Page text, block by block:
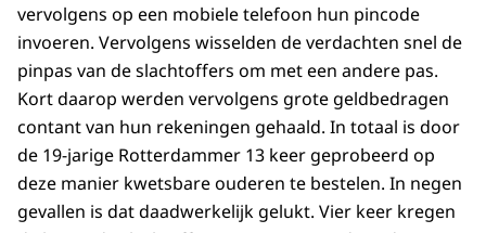
vervolgens op een mobieletelefoon hun pincode
invoeren. Vervolgens wisselden de verdachten snel de
pinpas van de slachtoffers om met een andere pas.
Kort daarop werden vervolgens grote geldbedragen
contant van hun rekeningen gehaald. In totaal is door
de 19-jarige Rotterdammer 13 keer geprobeerd op
deze manier kwetsbare ouderen te bestelen. In negen
gevallen is dat daadwerkelijk gelukt. Vier keer kregen